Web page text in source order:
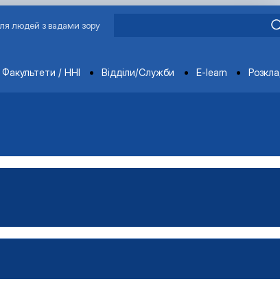
людей з вадами зору
Факультети / ННІ Відділи/Служби E-learn